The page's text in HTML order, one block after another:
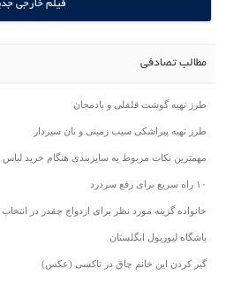
فیلم خارجی
مطالب تصادفی
طرز تهیه گوشت قلقلی و بادمجان
طرز تهیه پیراشکی سیب زمینی و نان سیردار
مهمترین نکات مربوط به سایزبندی هنگام خرید لباس
۱۰ راه سریع برای رفع سردرد
خانواده گزینه مورد نظر برای ازدواج چقدر در
باشگاه لیورپول انگلستان
گیر کردن این خانم چاق در تاکسی (عکس)